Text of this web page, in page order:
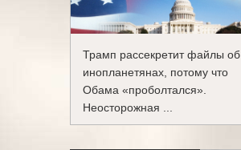
Трамп рассекретит файлы об
инопланетянах, потому что
Обама «проболтался».
Неосторожная ...